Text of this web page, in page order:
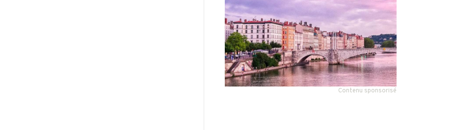
Contenu sponsorisé